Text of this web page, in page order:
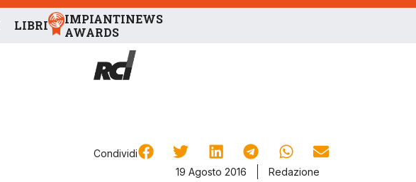
LIBRI
IMPIANTINEWS
AWARDS
Condividi
19 Agosto 2016
Redazione